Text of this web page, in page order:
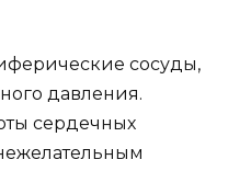
сосуды,
давления.
сердечных